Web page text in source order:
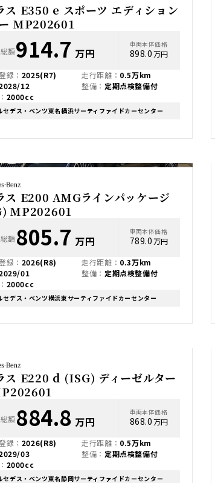
ス E350 e スポーツ エディション
MP202601
額914.7 万円
車両本体価格
898.0万円
録： 2025(R7)
12
2000cc
走行距離： 0.5万km
整備： 定期点検整備付
セデス・ベンツ東名横浜サーティファイドカーセンター
ス E200 AMGラインパッケージ
MP202601
額805.7 万円
車両本体価格
789.0万円
録： 2026(R8)
01
2000cc
走行距離： 0.3万km
整備： 定期点検整備付
セデス・ベンツ横浜東サーティファイドカーセンター
ス E220 d (ISG) ディーゼルター
額884.8 万円
車両本体価格
868.0万円
録： 2026(R8)
03
2000cc
走行距離： 0.5万km
整備： 定期点検整備付
セデス・ベンツ東名静岡サーティファイドカーセンター